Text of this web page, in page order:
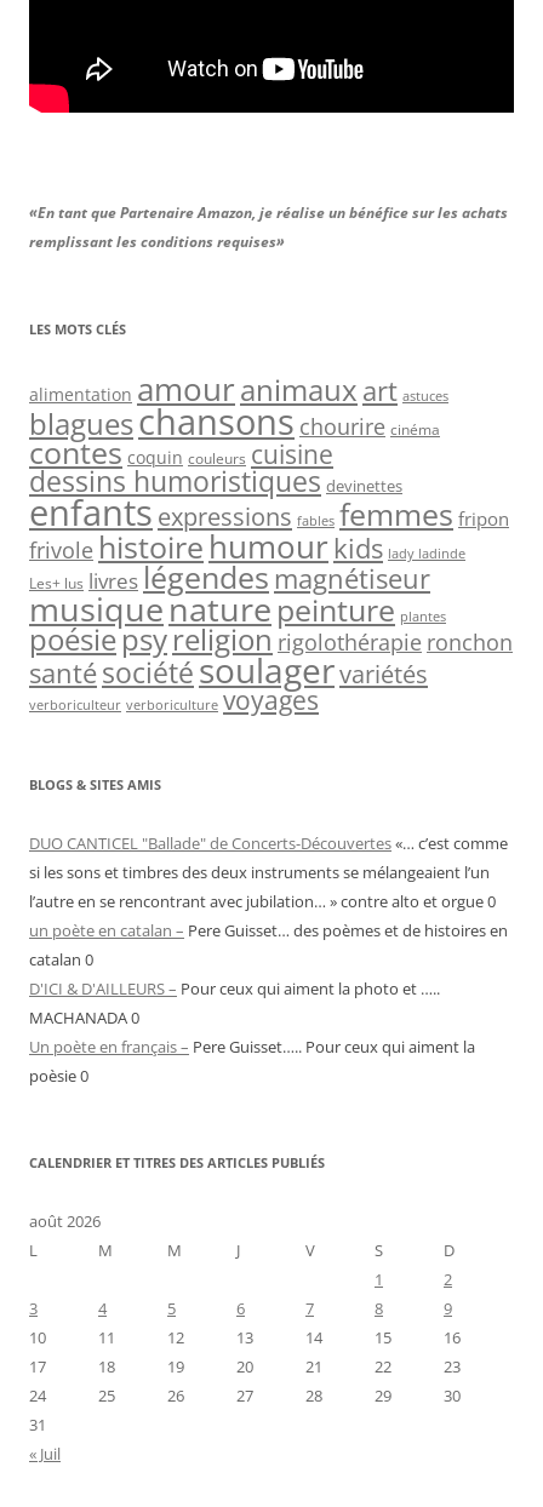
«En tant que Partenaire Amazon, je réalise un bénéfice sur les achats
remplissant les conditions requises»
LES MOTS CLÉS
alimentation amouranimaux art astuces
blagueschansons chourire cinéma
contes coquin couleurs cuisine
dessins humoristiques devinettes
enfantsexpressions fables femmes fripon
frivole histoire humour kids lady ladinde
Les+ lus livreslégendes magnétiseur
musiquenature peinture plantes
poésiepsyreligion rigolothérapie ronchon
santésociétésoulagervariétés
verboriculteur verboriculture voyages
BLOGS & SITES AMIS
DUO CANTICEL "Ballade" de Concerts-Découvertes«… c’est comme
si les sons et timbres des deux instruments se mélangeaient l’un
l’autre en se rencontrant avec jubilation… » contre alto et orgue 0
un poète en catalan – Pere Guisset… des poèmes et de histoires en
catalan 0
D'ICI & D'AILLEURS – Pour ceux qui aiment la photo et …..
MACHANADA 0
Un poète en français – Pere Guisset….. Pour ceux qui aiment la
poèsie 0
CALENDRIER ET TITRES DES ARTICLES PUBLIÉS
août 2026
L
M M J V S
D
1
2
3
4 5 6 7 8
9
10
11 12 13 14 15
16
17
18 19 20 21 22
23
24
25 26 27 28 29
30
31
« Juil